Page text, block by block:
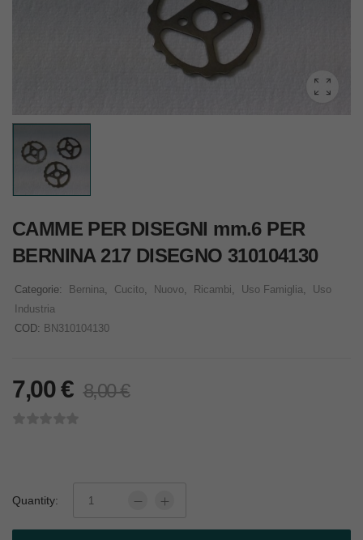
CAMME PER DISEGNI mm.6 PER
BERNINA 217 DISEGNO 310104130
Categorie: Bernina, Cucito, Nuovo, Ricambi, Uso Famiglia,
Uso
Industria
COD: BN310104130
7,00€ 8,00€
Quantity: